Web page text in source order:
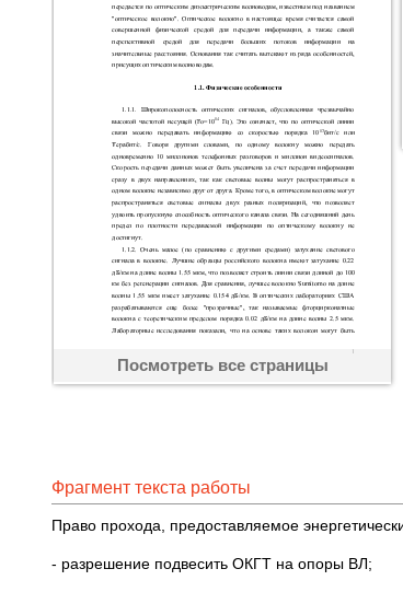
Посмотреть все страницы
Фрагмент текста работы
Право прохода, предоставляемое
- разрешение подвесить ОКГТ на опоры ВЛ;